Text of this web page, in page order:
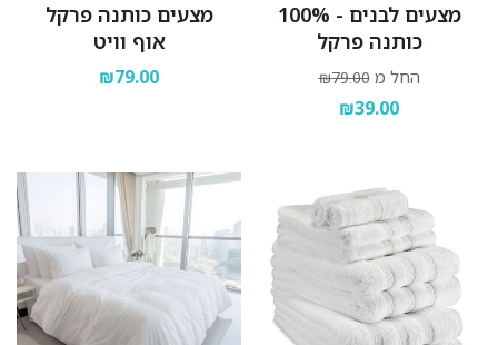
מצעים לבנים - 100%
כותנה פרקל
החל מ ₪79.00
₪39.00
מצעים כותנה פרקל
אוף וויט
₪79.00